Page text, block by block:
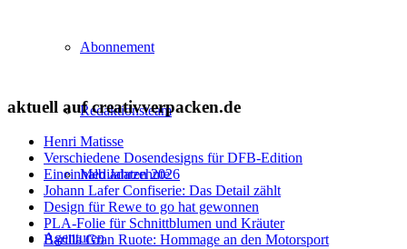
Abonnement
Redaktionsteam
Mediadaten 2026
Agenturen
aktuell auf creativverpacken.de
Henri Matisse
Verschiedene Dosendesigns für DFB-Edition
Eineinhalb Jahrzehnte
Johann Lafer Confiserie: Das Detail zählt
Design für Rewe to go hat gewonnen
PLA-Folie für Schnittblumen und Kräuter
Barilla Gran Ruote: Hommage an den Motorsport